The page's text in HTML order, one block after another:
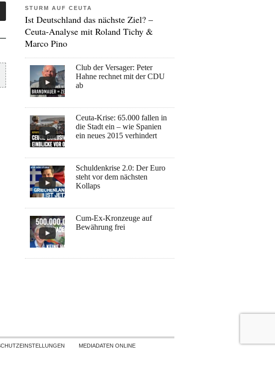
STURM AUF CEUTA
Ist Deutschland das nächste Ziel? –
Ceuta-Analyse mit Roland Tichy &
Marco Pino
Club der Versager: Peter
Hahne rechnet mit der CDU
ab
Ceuta-Krise: 65.000 fallen in
die Stadt ein – wie Spanien
ein neues 2015 verhindert
Schuldenkrise 2.0: Der Euro
steht vor dem nächsten
Kollaps
Cum-Ex-Kronzeuge auf
Bewährung frei
MEDIADATEN ONLINE